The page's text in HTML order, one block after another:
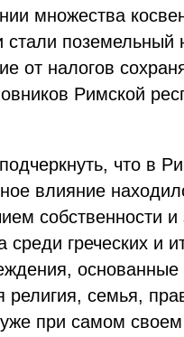
множества
поземельный
от налогов
Римской
что в
влияние
собственности
греческих и
основанные
семья,
при самом своем